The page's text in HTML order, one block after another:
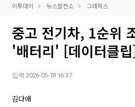
이투데이 뉴스발전소 그래픽스
중고 전기차, 1순위
'배터리' [데이터클
입력 2026-05-18 16:37
김다애